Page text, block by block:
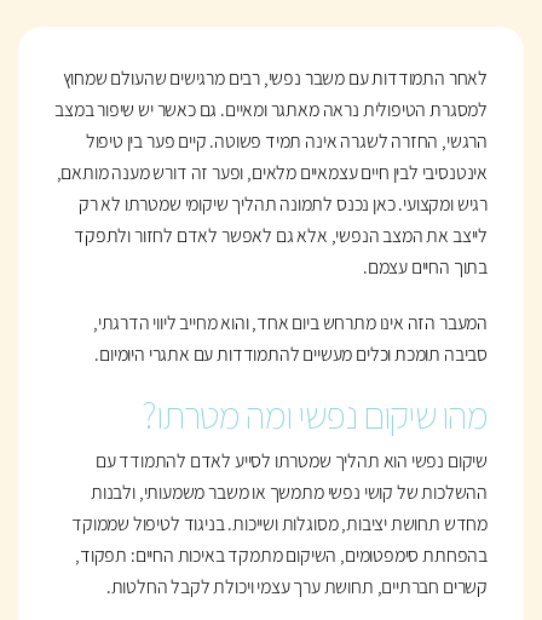
לאחר התמודדות עם משבר נפשי, רבים מרגישים שהעולם שמחוץ
למסגרת הטיפולית נראה מאתגר ומאיים. גם כאשר יש שיפור במצב
הרגשי, החזרה לשגרה אינה תמיד פשוטה. קיים פער בין טיפול
אינטנסיבי לבין חיים עצמאיים מלאים, ופער זה דורש מענה מותאם,
רגיש ומקצועי. כאן נכנס לתמונה תהליך שיקומי שמטרתו לא רק
לייצב את המצב הנפשי, אלא גם לאפשר לאדם לחזור ולתפקד
בתוך החיים עצמם.
המעבר הזה אינו מתרחש ביום אחד, והוא מחייב ליווי הדרגתי,
סביבה תומכת וכלים מעשיים להתמודדות עם אתגרי היומיום.
מהו שיקום נפשי ומה מטרתו?
שיקום נפשי הוא תהליך שמטרתו לסייע לאדם להתמודד עם
ההשלכות של קושי נפשי מתמשך או משבר משמעותי, ולבנות
מחדש תחושת יציבות, מסוגלות ושייכות. בניגוד לטיפול שממוקד
בהפחתת סימפטומים, השיקום מתמקד באיכות החיים: תפקוד,
קשרים חברתיים, תחושת ערך עצמי ויכולת לקבל החלטות.